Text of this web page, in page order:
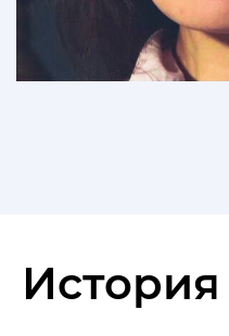
История